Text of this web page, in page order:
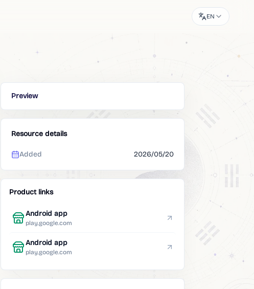
EN
Preview
Resource details
Added 2026/05/20
Product links
Android app
play.google.com
Android app
play.google.com